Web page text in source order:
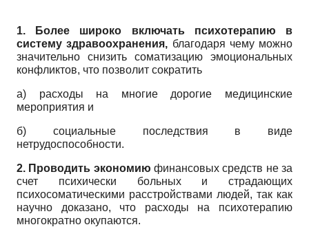
1. Более широко включать психотерапию в
систему здравоохранения, благодаря чему можно
значительно снизить соматизацию эмоциональных
конфликтов, что позволит сократить
а) расходы на многие дорогие медицинские
мероприятия и
б) социальные последствия в виде
нетрудоспособности.
2. Проводить экономию финансовых средств не за
счет психически больных и страдающих
психосоматическими расстройствами людей, так как
научно доказано, что расходы на психотерапию
многократно окупаются.